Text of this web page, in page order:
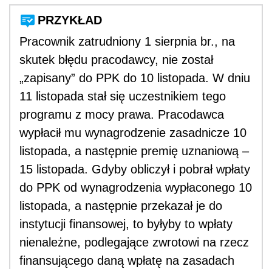
PRZYKŁAD
Pracownik zatrudniony 1 sierpnia br., na
skutek błędu pracodawcy, nie został
„zapisany” do PPK do 10 listopada. W dniu
11 listopada stał się uczestnikiem tego
programu z mocy prawa. Pracodawca
wypłacił mu wynagrodzenie zasadnicze 10
listopada, a następnie premię uznaniową –
15 listopada. Gdyby obliczył i pobrał wpłaty
do PPK od wynagrodzenia wypłaconego 10
listopada, a następnie przekazał je do
instytucji finansowej, to byłyby to wpłaty
nienależne, podlegające zwrotowi na rzecz
finansującego daną wpłatę na zasadach